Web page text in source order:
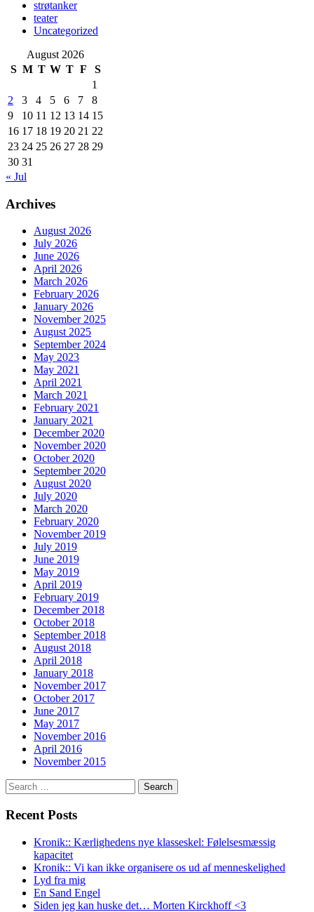
strøtanker
teater
Uncategorized
August 2026
S M T W T F
S
1
2
3 4 5 6 7
8
9
10 11 12 13 14 15
16 17 18 19 20 21 22
23 24 25 26 27 28 29
30 31
« Jul
Archives
August 2026
July 2026
June 2026
April 2026
March 2026
February 2026
January 2026
November 2025
August 2025
September 2024
May 2023
May 2021
April 2021
March 2021
February 2021
January 2021
December 2020
November 2020
October 2020
September 2020
August 2020
July 2020
March 2020
February 2020
November 2019
July 2019
June 2019
May 2019
April 2019
February 2019
December 2018
October 2018
September 2018
August 2018
April 2018
January 2018
November 2017
October 2017
June 2017
May 2017
November 2016
April 2016
November 2015
Search
for:
Recent Posts
Kronik:: Kærlighedens nye klasseskel: Følelsesmæssig
kapacitet
Kronik:: Vi kan ikke organisere os ud af menneskelighed
Lyd fra mig
En Sand Engel
Siden jeg kan huske det… Morten Kirckhoff <3